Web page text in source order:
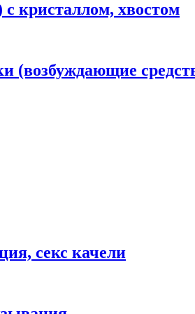
кристаллом, хвостом
(возбуждающие
секс качели